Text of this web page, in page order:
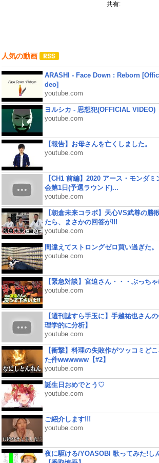
共有:
人気の動画
ARASHI - Face Down : Reborn
deo]
youtube.com
ヨルシカ - 思想犯(OFFICIAL VIDEO)
youtube.com
【報告】お母さんを亡くしました。
youtube.com
【CH1 前編】2020 アース・モンダミ
会第1日(予選ラウンド)...
youtube.com
【朝倉未来コラボ】天心VS武尊の勝
たら、まさかの回答が!!!
youtube.com
間違えてストロングゼロ買い過ぎた。
youtube.com
【緊急対談】宮迫さん・・・ぶっち
youtube.com
【週刊誌すら手玉に】手越祐也さん
理学的に分析】
youtube.com
【衝撃】料理の失敗作がツッコミど
た件wwwwww【#2】
youtube.com
誕生日おめでとう♡
youtube.com
ご紹介します!!!
youtube.com
夜に駆ける/YOASOBI 歌ってみた!し